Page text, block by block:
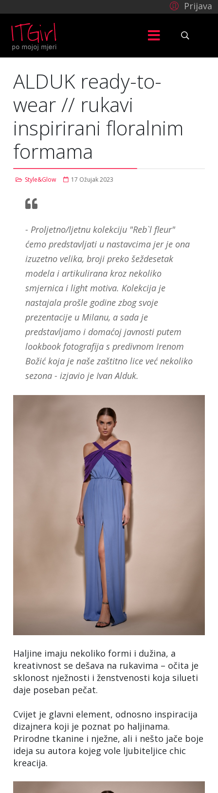
Prijava
ALDUK ready-to-
wear // rukavi
inspirirani floralnim
formama
Style&Glow 17 Ožujak 2023
- Proljetno/ljetnu kolekciju "Reb`l fleur"
ćemo predstavljati u nastavcima jer je ona
izuzetno velika, broji preko šeždesetak
modela i artikulirana kroz nekoliko
smjernica i light motiva. Kolekcija je
nastajala prošle godine zbog svoje
prezentacije u Milanu, a sada je
predstavljamo i domaćoj javnosti putem
lookbook fotografija s predivnom Irenom
Božić koja je naše zaštitno lice već nekoliko
sezona - izjavio je Ivan Alduk.
Haljine imaju nekoliko formi i dužina, a
kreativnost se dešava na rukavima – očita je
sklonost nježnosti i ženstvenosti koja silueti
daje poseban pečat.
Cvijet je glavni element, odnosno inspiracija
dizajnera koji je poznat po haljinama.
Prirodne tkanine i nježne, ali i nešto jače boje
ideja su autora kojeg vole ljubiteljice chic
kreacija.